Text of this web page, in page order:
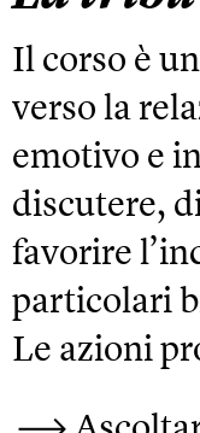
Il corso è
verso la
emotivo e
discutere,
favorire
particolari
Le azioni